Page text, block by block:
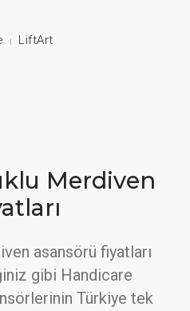
LiftArt
Merdiven
asansörü fiyatları
gibi Handicare
Türkiye tek